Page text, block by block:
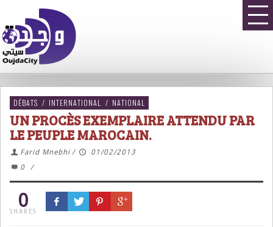
DÉBATS / INTERNATIONAL / NATIONAL
UN PROCÈS EXEMPLAIRE ATTENDU PAR
LE PEUPLE MAROCAIN.
Farid Mnebhi /
01/02/2013
0
/
0
SHARES